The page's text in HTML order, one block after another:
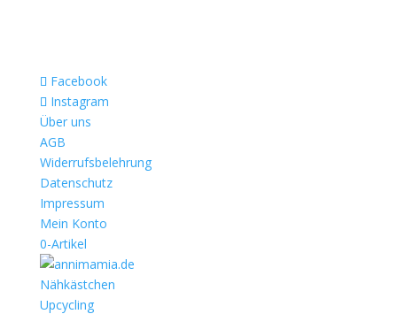
Facebook
Instagram
Über uns
AGB
Widerrufsbelehrung
Datenschutz
Impressum
Mein Konto
0-Artikel
Nähkästchen
Upcycling